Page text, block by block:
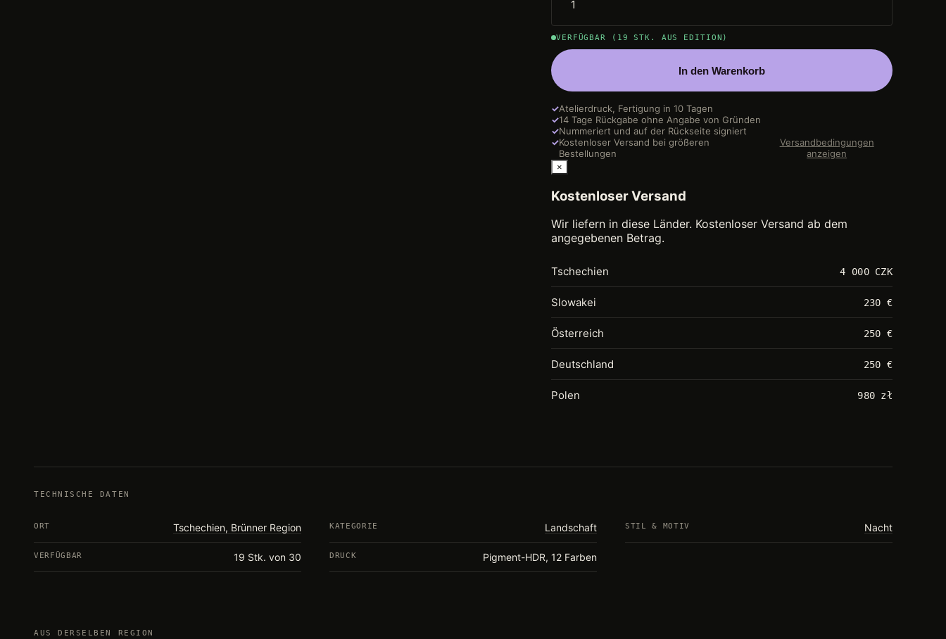
VERFÜGBAR (19 STK. AUS EDITION)
In den Warenkorb
✓Atelierdruck, Fertigung in 10 Tagen
✓14 Tage Rückgabe ohne Angabe von Gründen
✓Nummeriert und auf der Rückseite signiert
✓Kostenloser Versand bei größeren
Bestellungen
Versandbedingungen
anzeigen
×
Kostenloser Versand
Wir liefern in diese Länder. Kostenloser Versand ab dem
angegebenen Betrag.
Tschechien 4 000 CZK
Slowakei 230 €
Österreich 250 €
Deutschland 250 €
Polen 980 zł
TECHNISCHE DATEN
ORT Tschechien, Brünner Region KATEGORIE Landschaft STIL & MOTIV Nacht
VERFÜGBAR 19 Stk. von 30 DRUCK Pigment-HDR, 12 Farben
AUS DERSELBEN REGION